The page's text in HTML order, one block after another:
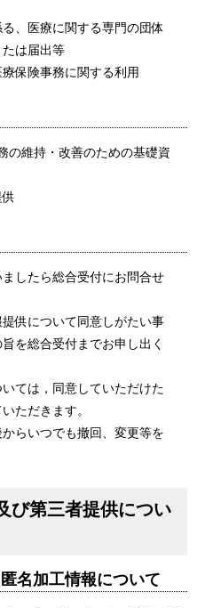
、医療に関する専門の団体
は届出等
保険事務に関する利用
の維持・改善のための基礎資
したら総合受付にお問合せ
供について同意しがたい事
を総合受付までお申し出く
ては，同意していただけた
ただきます。
らいつでも撤回、変更等を
び第三者提供につい
名加工情報について